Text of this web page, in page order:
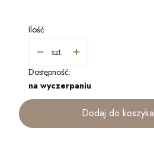
Ilość
szt.
Dostępność:
na wyczerpaniu
Dodaj do koszyka